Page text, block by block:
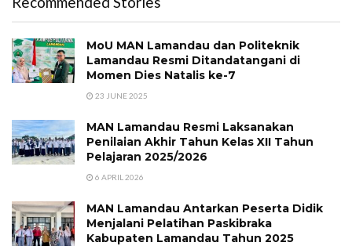
MoU MAN Lamandau dan Politeknik
Lamandau Resmi Ditandatangani di
Momen Dies Natalis ke-7
23 JUNE 2025
MAN Lamandau Resmi Laksanakan
Penilaian Akhir Tahun Kelas XII Tahun
Pelajaran 2025/2026
6 APRIL 2026
MAN Lamandau Antarkan Peserta Didik
Menjalani Pelatihan Paskibraka
Kabupaten Lamandau Tahun 2025